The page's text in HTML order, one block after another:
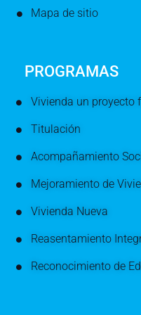
Mapa de sitio
PROGRAMAS
Vivienda un proyecto
Titulación
Acompañamiento
Mejoramiento de
Vivienda Nueva
Reasentamiento
Reconocimiento de